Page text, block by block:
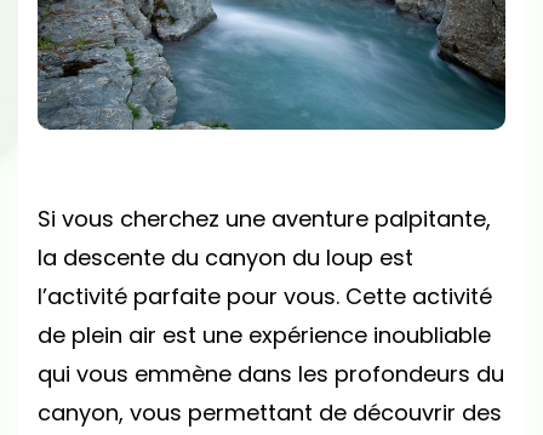
LOUP
:
UNE
AVENTURE
Si vous cherchez une aventure palpitante,
la descente du canyon du loup est
l’activité parfaite pour vous. Cette activité
de plein air est une expérience inoubliable
qui vous emmène dans les profondeurs du
canyon, vous permettant de découvrir des